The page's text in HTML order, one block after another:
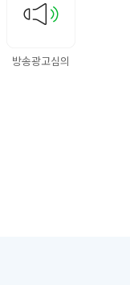
방송광고심의